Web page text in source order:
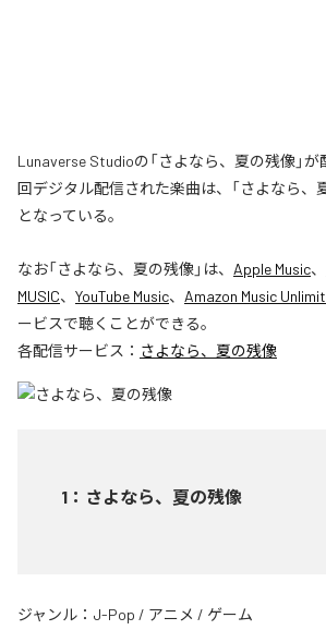
Lunaverse Studioの「さよなら、夏の残像」
回デジタル配信された楽曲は、「さよなら、
となっている。
なお「さよなら、夏の残像」は、 Apple Music、
MUSIC、 YouTube Music、 Amazon Music
ービスで聴くことができる。
各配信サービス： さよなら、夏の残像
1 ： さよなら、夏の残像
ジャンル： J-Pop / アニメ / ゲーム